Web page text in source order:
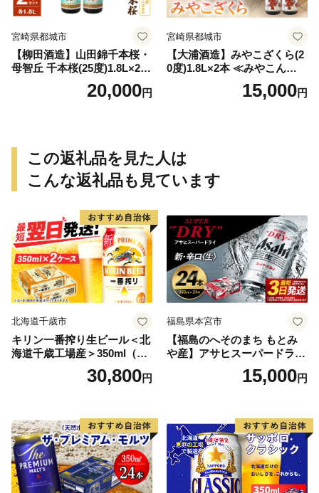
宮崎県都城市
【柳田酒造】山田錦千本桜・
母智丘 千本桜(25度)1.8L×2本
≪みやこんじょ特急便≫_AC
20,000円
宮崎県都城市
【大浦酒造】みやこざくら(2
0度)1.8L×2本 ≪みやこんじょ
特急便≫_MJ-077115,000円
この返礼品を見た人は
こんな返礼品も見ています
北海道千歳市
キリン一番搾り生ビール＜北
海道千歳工場産＞350ml（24
30,800円
福島県本宮市
【福島のへそのまち もとみ
や産】アサヒスーパードライ
350ml×24本 合計8.4L 1ケー
ス アルコール度数5% 缶ビー
口 送料無料 カメイ 本宮市
【07214-0206】
15,000円